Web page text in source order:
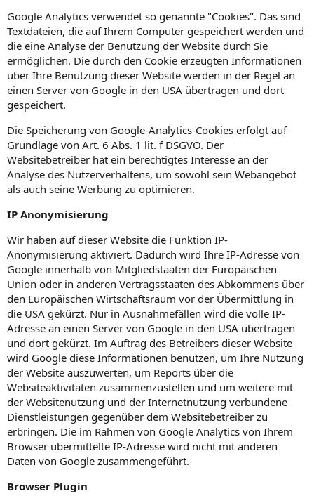
Google Analytics verwendet so genannte "Cookies". Das sind
Textdateien, die auf Ihrem Computer gespeichert werden und
die eine Analyse der Benutzung der Website durch Sie
ermöglichen. Die durch den Cookie erzeugten Informationen
über Ihre Benutzung dieser Website werden in der Regel an
einen Server von Google in den USA übertragen und dort
gespeichert.
Die Speicherung von Google-Analytics-Cookies erfolgt auf
Grundlage von Art. 6 Abs. 1 lit. f DSGVO. Der
Websitebetreiber hat ein berechtigtes Interesse an der
Analyse des Nutzerverhaltens, um sowohl sein Webangebot
als auch seine Werbung zu optimieren.
IP Anonymisierung
Wir haben auf dieser Website die Funktion IP-
Anonymisierung aktiviert. Dadurch wird Ihre IP-Adresse von
Google innerhalb von Mitgliedstaaten der Europäischen
Union oder in anderen Vertragsstaaten des Abkommens über
den Europäischen Wirtschaftsraum vor der Übermittlung in
die USA gekürzt. Nur in Ausnahmefällen wird die volle IP-
Adresse an einen Server von Google in den USA übertragen
und dort gekürzt. Im Auftrag des Betreibers dieser Website
wird Google diese Informationen benutzen, um Ihre Nutzung
der Website auszuwerten, um Reports über die
Websiteaktivitäten zusammenzustellen und um weitere mit
der Websitenutzung und der Internetnutzung verbundene
Dienstleistungen gegenüber dem Websitebetreiber zu
erbringen. Die im Rahmen von Google Analytics von Ihrem
Browser übermittelte IP-Adresse wird nicht mit anderen
Daten von Google zusammengeführt.
Browser Plugin